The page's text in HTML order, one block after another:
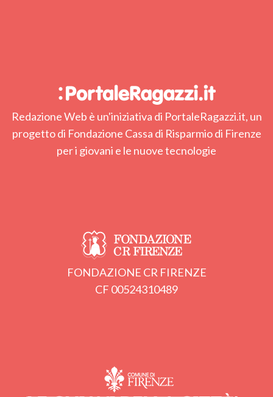
Redazione Web è un'iniziativa di PortaleRagazzi.it, un
progetto di Fondazione Cassa di Risparmio di Firenze
per i giovani e le nuove tecnologie
FONDAZIONE CR FIRENZE
CF 00524310489